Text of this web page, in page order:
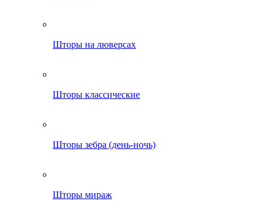
Шторы на люверсах
Шторы классические
Шторы зебра (день-ночь)
Шторы мираж